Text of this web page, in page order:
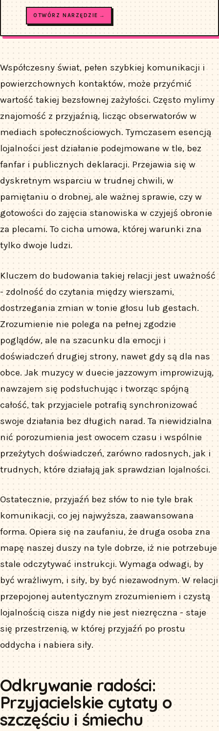
OTWÓRZ NARZĘDZIE →
Współczesny świat, pełen szybkiej komunikacji i
powierzchownych kontaktów, może przyćmić
wartość takiej bezsłownej zażyłości. Często mylimy
znajomość z przyjaźnią, licząc obserwatorów w
mediach społecznościowych. Tymczasem esencją
lojalności jest działanie podejmowane w tle, bez
fanfar i publicznych deklaracji. Przejawia się w
dyskretnym wsparciu w trudnej chwili, w
pamiętaniu o drobnej, ale ważnej sprawie, czy w
gotowości do zajęcia stanowiska w czyjejś obronie
za plecami. To cicha umowa, której warunki zna
tylko dwoje ludzi.
Kluczem do budowania takiej relacji jest uważność
- zdolność do czytania między wierszami,
dostrzegania zmian w tonie głosu lub gestach.
Zrozumienie nie polega na pełnej zgodzie
poglądów, ale na szacunku dla emocji i
doświadczeń drugiej strony, nawet gdy są dla nas
obce. Jak muzycy w duecie jazzowym improwizują,
nawzajem się podsłuchując i tworząc spójną
całość, tak przyjaciele potrafią synchronizować
swoje działania bez długich narad. Ta niewidzialna
nić porozumienia jest owocem czasu i wspólnie
przeżytych doświadczeń, zarówno radosnych, jak i
trudnych, które działają jak sprawdzian lojalności.
Ostatecznie, przyjaźń bez słów to nie tyle brak
komunikacji, co jej najwyższa, zaawansowana
forma. Opiera się na zaufaniu, że druga osoba zna
mapę naszej duszy na tyle dobrze, iż nie potrzebuje
stale odczytywać instrukcji. Wymaga odwagi, by
być wrażliwym, i siły, by być niezawodnym. W relacji
przepojonej autentycznym zrozumieniem i czystą
lojalnością cisza nigdy nie jest niezręczna - staje
się przestrzenią, w której przyjaźń po prostu
oddycha i nabiera siły.
Odkrywanie radości:
Przyjacielskie cytaty o
szczęściu i śmiechu